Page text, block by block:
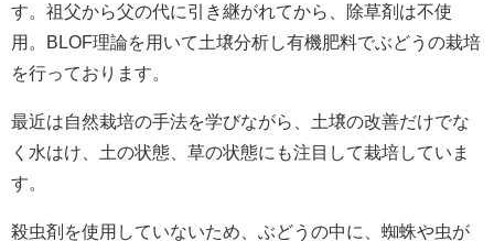
す。祖父から父の代に引き継がれてから、除草剤は不使
用。BLOF理論を用いて土壌分析し有機肥料でぶどうの栽培
を行っております。
最近は自然栽培の手法を学びながら、土壌の改善だけでな
く水はけ、土の状態、草の状態にも注目して栽培していま
す。
殺虫剤を使用していないため、ぶどうの中に、蜘蛛や虫が